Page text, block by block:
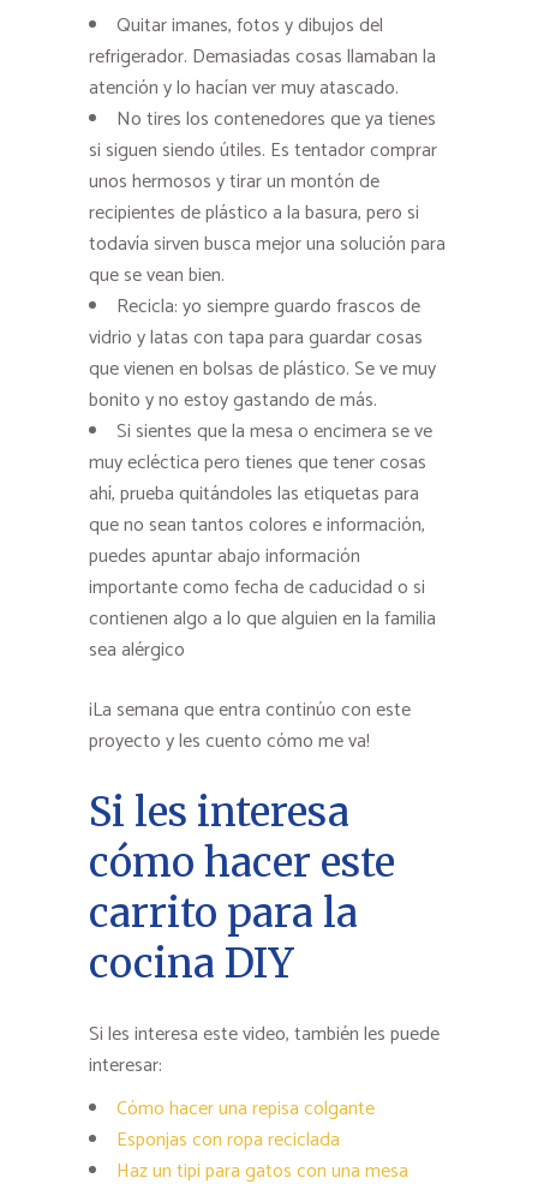
Quitar imanes, fotos y dibujos del
refrigerador. Demasiadas cosas llamaban la
atención y lo hacían ver muy atascado.
No tires los contenedores que ya tienes
si siguen siendo útiles. Es tentador comprar
unos hermosos y tirar un montón de
recipientes de plástico a la basura, pero si
todavía sirven busca mejor una solución para
que se vean bien.
Recicla: yo siempre guardo frascos de
vidrio y latas con tapa para guardar cosas
que vienen en bolsas de plástico. Se ve muy
bonito y no estoy gastando de más.
Si sientes que la mesa o encimera se ve
muy ecléctica pero tienes que tener cosas
ahí, prueba quitándoles las etiquetas para
que no sean tantos colores e información,
puedes apuntar abajo información
importante como fecha de caducidad o si
contienen algo a lo que alguien en la familia
sea alérgico
¡La semana que entra continúo con este
proyecto y les cuento cómo me va!
Si les interesa
cómo hacer este
carrito para la
cocina DIY
Si les interesa este video, también les puede
interesar:
Cómo hacer una repisa colgante
Esponjas con ropa reciclada
Haz un tipi para gatos con una mesa